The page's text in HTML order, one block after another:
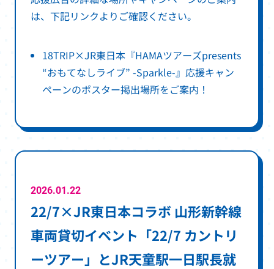
は、下記リンクよりご確認ください。
18TRIP×JR東日本『HAMAツアーズpresents
“おもてなしライブ” -Sparkle-』応援キャン
ペーンのポスター掲出場所をご案内！
開
ま
す
2026.01.22
22/7×JR東日本コラボ 山形新幹線
車両貸切イベント「22/7 カントリ
ーツアー」とJR天童駅一日駅長就